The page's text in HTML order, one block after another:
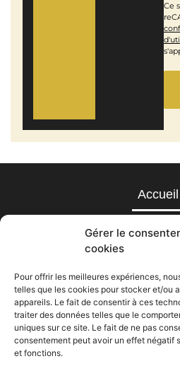
Gérer le
cookies
Pour offrir les meilleures expériences,
telles que les cookies pour stocker et/ou
appareils. Le fait de consentir à ces
traiter des données telles que le
uniques sur ce site. Le fait de ne pas
consentement peut avoir un effet négatif
et fonctions.
Ce
Accueil
Thèmes de
Décoration
contact